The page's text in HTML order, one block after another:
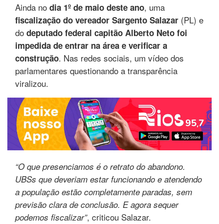
Ainda no dia 1º de maio deste ano, uma
fiscalização do vereador Sargento Salazar (PL) e
do deputado federal capitão Alberto Neto foi
impedida de entrar na área e verificar a
construção. Nas redes sociais, um vídeo dos
parlamentares questionando a transparência
viralizou.
“O que presenciamos é o retrato do abandono.
UBSs que deveriam estar funcionando e atendendo
a população estão completamente paradas, sem
previsão clara de conclusão. E agora sequer
podemos fiscalizar”, criticou Salazar.